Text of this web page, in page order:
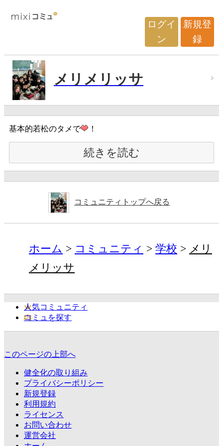
ログイ
ン
新規登
録
メリメリッサ
基本的若松のタメで ！
続きを読む
コミュニティトップへ戻る
ホーム コミュニティ 学校
メリ
メリッサ
人気コミュニティ
コミュを探す
このページの上部へ
健全化の取り組み
プライバシーポリシー
新規登録
利用規約
ライセンス
お問い合わせ
運営会社